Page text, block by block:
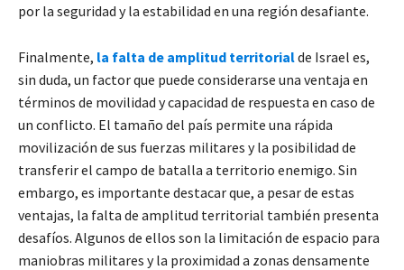
por la seguridad y la estabilidad en una región desafiante.
Finalmente, la falta de amplitud territorialde Israel es,
sin duda, un factor que puede considerarse una ventaja en
términos de movilidad y capacidad de respuesta en caso de
un conflicto. El tamaño del país permite una rápida
movilización de sus fuerzas militares y la posibilidad de
transferir el campo de batalla a territorio enemigo. Sin
embargo, es importante destacar que, a pesar de estas
ventajas, la falta de amplitud territorial también presenta
desafíos. Algunos de ellos son la limitación de espacio para
maniobras militares y la proximidad a zonas densamente